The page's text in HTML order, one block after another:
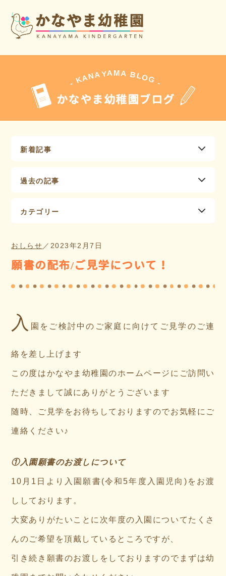
- KANAYA MA BLOG -
かなやま幼稚園ブログ
新着記事
過去の記事
カテゴリー
おしらせ ／ 2023年2月7日
願書の配布/ご見学について！
入 園をご検討中のご家庭に向けてご見学のご連
絡を差し上げます
この度はかなやま幼稚園のホームページにご訪問い
ただきまして誠にありがとうございます
随時、ご見学をお待ちしておりますのでお気軽にご
連絡ください♪
①入園願書のお渡しについて
10月1日より入園願書(令和5年度入園児向)をお渡
ししております。
大変ありがたいことに次年度の入園についてたくさ
んのご希望を頂戴しているところですが
引き続き願書のお渡しをしておりますのでまずは幼